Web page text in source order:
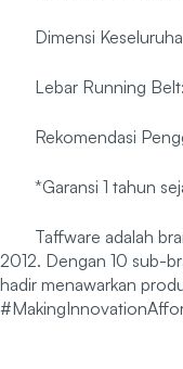
Dimensi
Lebar Running
Rekomendasi
*Garansi 1 tahun
Taffware adalah
2012. Dengan 10 sub-
hadir menawarkan